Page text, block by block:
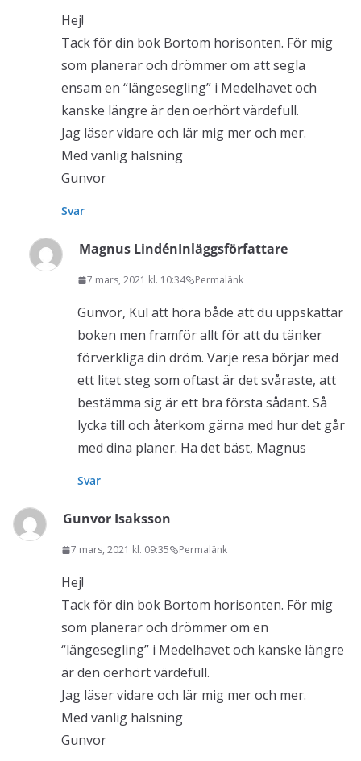
Hej!
Tack för din bok Bortom horisonten. För mig
som planerar och drömmer om att segla
ensam en “längesegling” i Medelhavet och
kanske längre är den oerhört värdefull.
Jag läser vidare och lär mig mer och mer.
Med vänlig hälsning
Gunvor
Svar
Magnus LindénInläggsförfattare
7 mars, 2021 kl. 10:34 Permalänk
Gunvor, Kul att höra både att du uppskattar
boken men framför allt för att du tänker
förverkliga din dröm. Varje resa börjar med
ett litet steg som oftast är det svåraste, att
bestämma sig är ett bra första sådant. Så
lycka till och återkom gärna med hur det går
med dina planer. Ha det bäst, Magnus
Svar
Gunvor Isaksson
7 mars, 2021 kl. 09:35 Permalänk
Hej!
Tack för din bok Bortom horisonten. För mig
som planerar och drömmer om en
“längesegling” i Medelhavet och kanske längre
är den oerhört värdefull.
Jag läser vidare och lär mig mer och mer.
Med vänlig hälsning
Gunvor